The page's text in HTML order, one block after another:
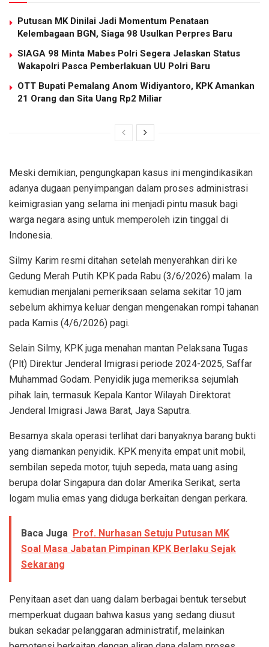
Putusan MK Dinilai Jadi Momentum Penataan
Kelembagaan BGN, Siaga 98 Usulkan Perpres Baru
SIAGA 98 Minta Mabes Polri Segera Jelaskan Status
Wakapolri Pasca Pemberlakuan UU Polri Baru
OTT Bupati Pemalang Anom Widiyantoro, KPK Amankan
21 Orang dan Sita Uang Rp2 Miliar
Meski demikian, pengungkapan kasus ini mengindikasikan
adanya dugaan penyimpangan dalam proses administrasi
keimigrasian yang selama ini menjadi pintu masuk bagi
warga negara asing untuk memperoleh izin tinggal di
Indonesia.
Silmy Karim resmi ditahan setelah menyerahkan diri ke
Gedung Merah Putih KPK pada Rabu (3/6/2026) malam. Ia
kemudian menjalani pemeriksaan selama sekitar 10 jam
sebelum akhirnya keluar dengan mengenakan rompi tahanan
pada Kamis (4/6/2026) pagi.
Selain Silmy, KPK juga menahan mantan Pelaksana Tugas
(Plt) Direktur Jenderal Imigrasi periode 2024-2025, Saffar
Muhammad Godam. Penyidik juga memeriksa sejumlah
pihak lain, termasuk Kepala Kantor Wilayah Direktorat
Jenderal Imigrasi Jawa Barat, Jaya Saputra.
Besarnya skala operasi terlihat dari banyaknya barang bukti
yang diamankan penyidik. KPK menyita empat unit mobil,
sembilan sepeda motor, tujuh sepeda, mata uang asing
berupa dolar Singapura dan dolar Amerika Serikat, serta
logam mulia emas yang diduga berkaitan dengan perkara.
Baca Juga Prof. Nurhasan Setuju Putusan MK
Soal Masa Jabatan Pimpinan KPK Berlaku Sejak
Sekarang
Penyitaan aset dan uang dalam berbagai bentuk tersebut
memperkuat dugaan bahwa kasus yang sedang diusut
bukan sekadar pelanggaran administratif, melainkan